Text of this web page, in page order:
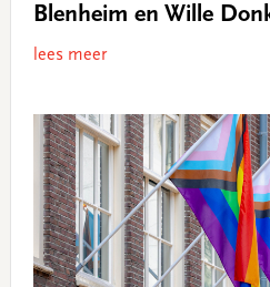
Blenheim en Wille
lees meer